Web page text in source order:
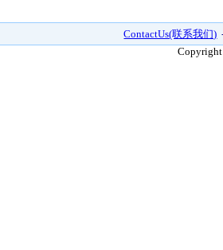
ContactUs(联系我们)